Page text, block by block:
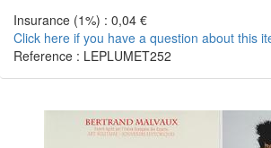
Insurance (1%) : 0,04 €
Click here if you have a question about this
Reference : LEPLUMET252